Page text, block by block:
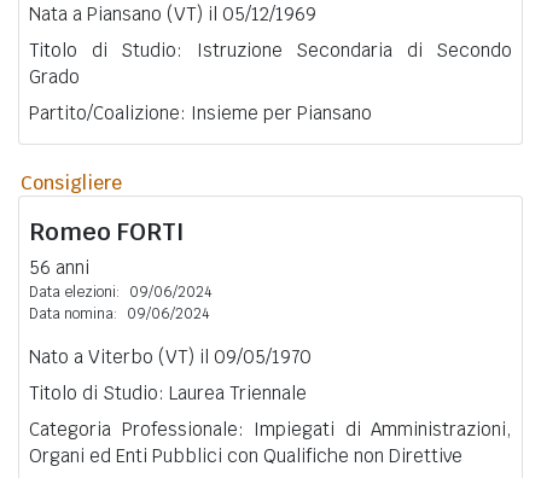
Nata a Piansano (VT) il 05/12/1969
Titolo di Studio: Istruzione Secondaria di Secondo
Grado
Partito/Coalizione: Insieme per Piansano
Consigliere
Romeo FORTI
56 anni
Data elezioni:
09/06/2024
Data nomina:
09/06/2024
Nato a Viterbo (VT) il 09/05/1970
Titolo di Studio: Laurea Triennale
Categoria Professionale: Impiegati di Amministrazioni,
Organi ed Enti Pubblici con Qualifiche non Direttive